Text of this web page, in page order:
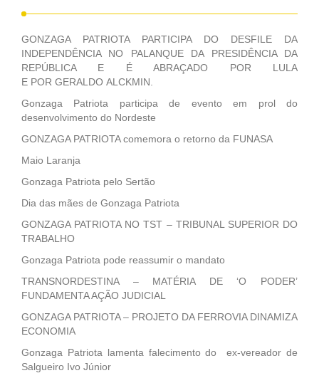
GONZAGA PATRIOTA PARTICIPA DO DESFILE DA
INDEPENDÊNCIA NO PALANQUE DA PRESIDÊNCIA DA
REPÚBLICA E É ABRAÇADO POR LULA
E POR GERALDO ALCKMIN.
Gonzaga Patriota participa de evento em prol do
desenvolvimento do Nordeste
GONZAGA PATRIOTA comemora o retorno da FUNASA
Maio Laranja
Gonzaga Patriota pelo Sertão
Dia das mães de Gonzaga Patriota
GONZAGA PATRIOTA NO TST – TRIBUNAL SUPERIOR DO
TRABALHO
Gonzaga Patriota pode reassumir o mandato
TRANSNORDESTINA – MATÉRIA DE ‘O PODER’
FUNDAMENTA AÇÃO JUDICIAL
GONZAGA PATRIOTA – PROJETO DA FERROVIA DINAMIZA
ECONOMIA
Gonzaga Patriota lamenta falecimento do ex-vereador de
Salgueiro Ivo Júnior